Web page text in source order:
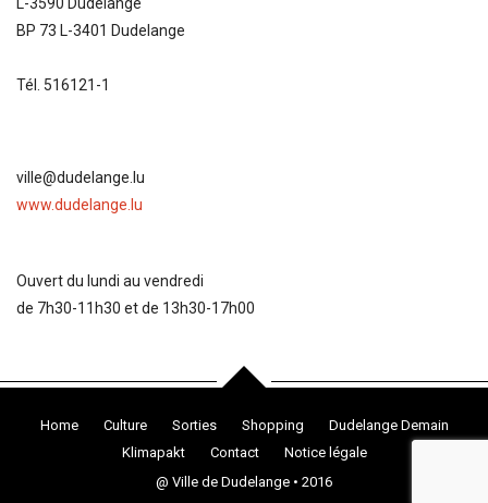
BP 73 L-3401 Dudelange
Tél. 516121-1
ville@dudelange.lu
www.dudelange.lu
Ouvert du lundi au vendredi
de 7h30-11h30 et de 13h30-17h00
Home Culture Sorties Shopping
Dudelange Demain
Klimapakt
Contact
Notice légale
@ Ville de Dudelange • 2016